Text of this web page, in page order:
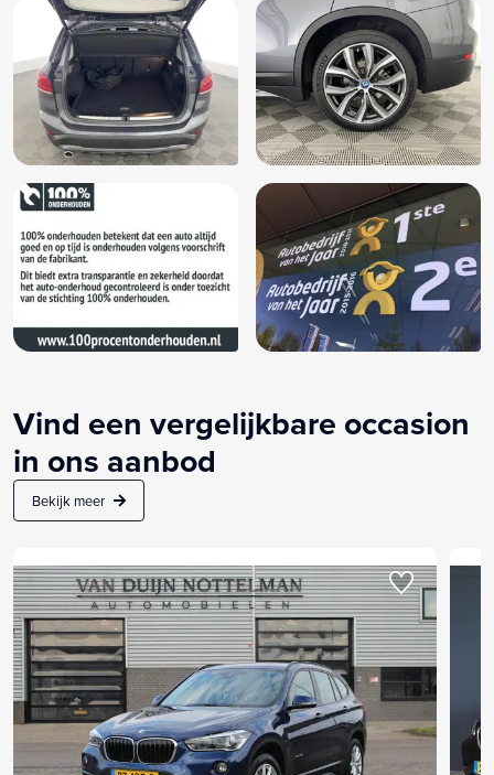
Vind een vergelijkbare occasion
in ons aanbod
Bekijk meer